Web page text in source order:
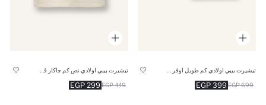
399 EGP 699 EGP
299 EGP 449 EGP